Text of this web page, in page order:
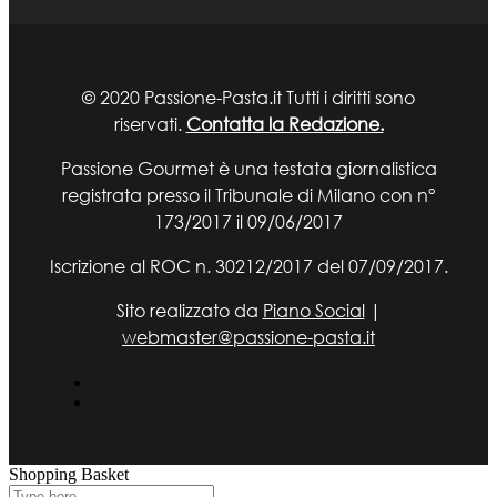
© 2020 Passione-Pasta.it Tutti i diritti sono
riservati. Contatta la Redazione.
Passione Gourmet è una testata giornalistica
registrata presso il Tribunale di Milano con n°
173/2017 il 09/06/2017
Iscrizione al ROC n. 30212/2017 del 07/09/2017.
Sito realizzato da Piano Social|
webmaster@passione-pasta.it
Shopping Basket